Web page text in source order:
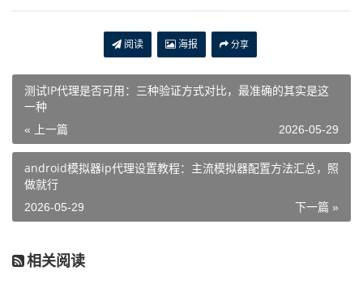
阅读 海报 分享
测试IP代理是否可用：三种验证方式对比，最准确的其实是这
一种
« 上一篇 2026-05-29
android模拟器ip代理设置教程：主流模拟器配置方法汇总，照
做就行
下一篇 »
2026-05-29
相关阅读